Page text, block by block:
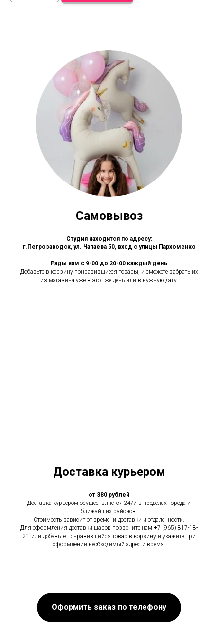
Самовывоз
Студия находится по адресу:
г.Петрозаводск, ул. Чапаева 50, вход с улицы Пархоменко
Рады вам с 9-00 до 20-00 каждый день
Добавьте в корзину понравившиеся товары, и сможете забрать их
из магазина уже в этот же день или в нужную дату.
Доставка курьером
от 380 рублей
Доставка курьером осуществляется 24/7 в пределах города и
ближайших районов.
Стоимость зависит от времени доставки и отдаленности.
Для оформления доставки шаров позвоните нам +7 (965) 817-18-
21 или добавьте понравившийся товар в корзину и укажите при
оформлении необходимый адрес и время.
Оформить заказ по телефону